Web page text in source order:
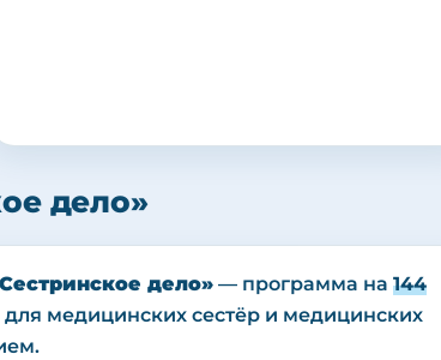
дело»
дело» — программа на 144
медицинских сестёр и медицинских